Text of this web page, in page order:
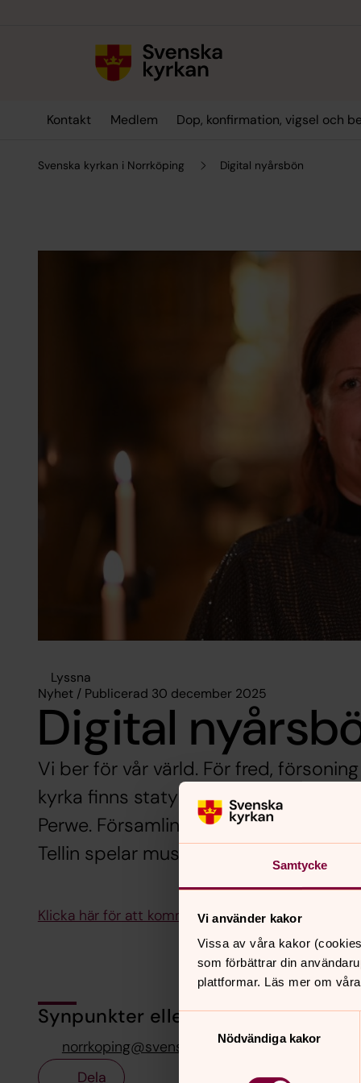
Samtycke
Vi använder kakor
Vissa av våra kakor
som förbättrar din
plattformar. Läs mer om
Samtyckesval
Nödvändiga kakor
Kontakt Medlem Dop, konfirmation, vigsel och
Svenska kyrkan i Norrköping Digital nyårsbön
Lyssna
Nyhet / Publicerad 30 december 2025
Digital
Vi ber för vår värld. För fred,
kyrka finns statyn ”Omnia Gratia” –
Perwe. Församlingsherde Linda
Tellin spelar musik av Bach.
Klicka här för att komma till den digitala
Synpunkter eller frågor på sidans
norrkoping@svenskakyrkan.se
Dela